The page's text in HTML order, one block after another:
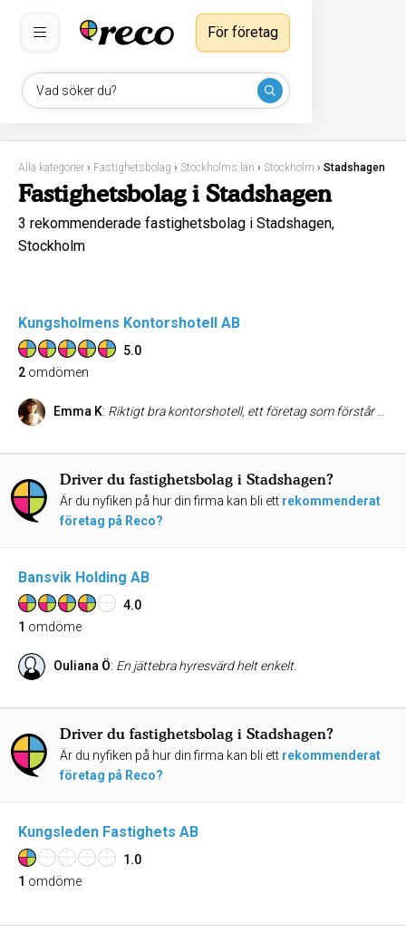
Vad söker du?
För företag
Alla kategorier › Fastighetsbolag › Stockholms län › Stockholm › Stadshagen
Fastighetsbolag i Stadshagen
3 rekommenderade fastighetsbolag i Stadshagen,
Stockholm
Kungsholmens Kontorshotell AB
5.0
2 omdömen
Emma K: Riktigt bra kontorshotell, ett företag som förstår vidden av bra service, att uppriktigt engagemang gör att det är svårt att få missnöjda kunder. Jättefina, fräsha lokaler, bra skrivare, kopiatorer, WiFi mm. Gedigen kaffebuffé som ingår i hyran tillsammans med frukt, kanelbullar. Hög trivselnivå i gemensamma utrymmen och proffsig personal i receptionen. Finns bara gott att säga om Kungsholmens Kontorshotell. När man hyr in sig på ett sådant här ställe är det för att slippa tänka på praktiska saker och kunna fokusera på sitt jobb, det är precis så det är här. Stort tack Rickard, Linda och alla andra för ett superb jobb! Edit: så, iPhone power, där kom det upp lite bilder också.
Driver du fastighetsbolag i Stadshagen?
Är du nyfiken på hur din firma kan bli ett rekommenderat
företag på Reco?
Bansvik Holding AB
4.0
1 omdöme
Ouliana Ö: En jättebra hyresvärd helt enkelt.
Driver du fastighetsbolag i Stadshagen?
Är du nyfiken på hur din firma kan bli ett rekommenderat
företag på Reco?
Kungsleden Fastighets AB
1.0
1 omdöme